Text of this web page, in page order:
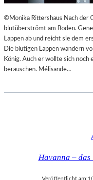
©Monika Rittershaus Nach der
blutüberströmt am Boden.
Lappen ab und reicht sie dem
Die blutigen Lappen wandern
König. Auch er wollte sich noch
berauschen. Mélisande…
Havanna –
Veröffentlicht am: